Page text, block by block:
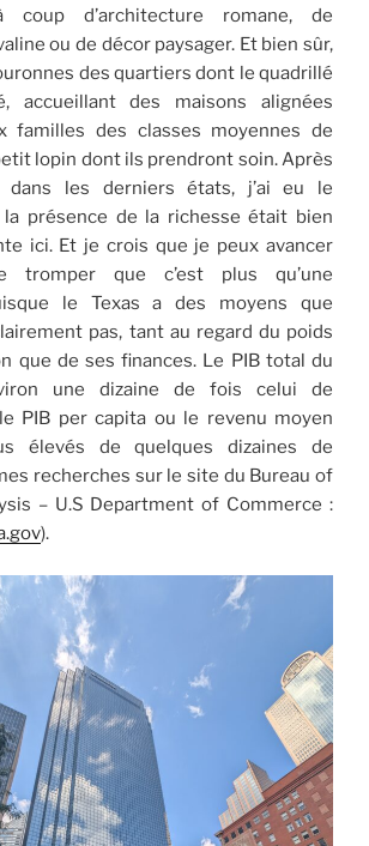
d’architecture romane, de
ou de décor paysager. Et bien sûr,
des quartiers dont le quadrillé
accueillant des maisons alignées
familles des classes moyennes de
lopin dont ils prendront soin. Après
dans les derniers états, j’ai eu le
présence de la richesse était bien
ici. Et je crois que je peux avancer
tromper que c’est plus qu’une
le Texas a des moyens que
pas, tant au regard du poids
que de ses finances. Le PIB total du
une dizaine de fois celui de
le PIB per capita ou le revenu moyen
élevés de quelques dizaines de
recherches sur le site du Bureau of
– U.S Department of Commerce :
).